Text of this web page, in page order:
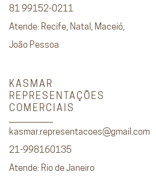
81 99152-0211
Atende: Recife, Natal, Maceió,
João Pessoa
KASMAR
REPRESENTAÇÕES
COMERCIAIS
kasmar.representacoes@gmail.com
21-998160135
Atende: Rio de Janeiro